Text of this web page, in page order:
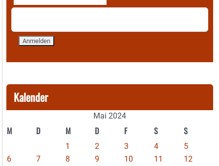
Kalender
Mai 2024
M D M D F S S
1 2 3 4
5
6
7 8 9 10 11
12